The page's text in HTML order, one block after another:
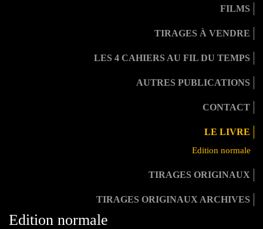
FILMS
TIRAGES À VENDRE
LES 4 CAHIERS AU FIL DU TEMPS
AUTRES PUBLICATIONS
CONTACT
LE LIVRE
Edition normale
TIRAGES ORIGINAUX
TIRAGES ORIGINAUX ARCHIVES
Edition normale